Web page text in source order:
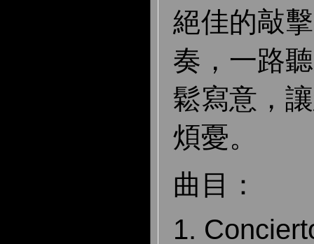
絕佳的敲
奏，一路
鬆寫意，
煩憂。
曲目：
1.